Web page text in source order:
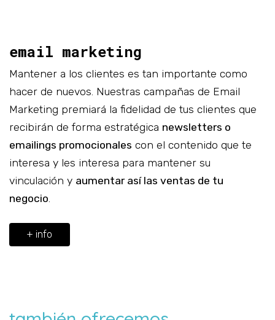
email marketing
Mantener a los clientes es tan importante como
hacer de nuevos. Nuestras campañas de Email
Marketing premiará la fidelidad de tus clientes que
recibirán de forma estratégica newsletters o
emailings promocionales con el contenido que te
interesa y les interesa para mantener su
vinculación y aumentar así las ventas de tu
negocio.
+ info